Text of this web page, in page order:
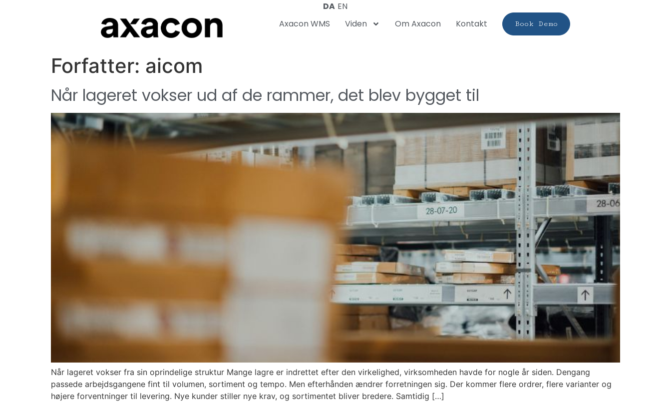
DA EN
Axacon WMS
Viden Om Axacon Kontakt Book Demo
Forfatter: aicom
Når lageret vokser ud af de rammer, det blev bygget til
Når lageret vokser fra sin oprindelige struktur Mange lagre er indrettet efter den virkelighed, virksomheden havde for nogle år siden. Dengang
passede arbejdsgangene fint til volumen, sortiment og tempo. Men efterhånden ændrer forretningen sig. Der kommer flere ordrer, flere varianter og
højere forventninger til levering. Nye kunder stiller nye krav, og sortimentet bliver bredere. Samtidig […]